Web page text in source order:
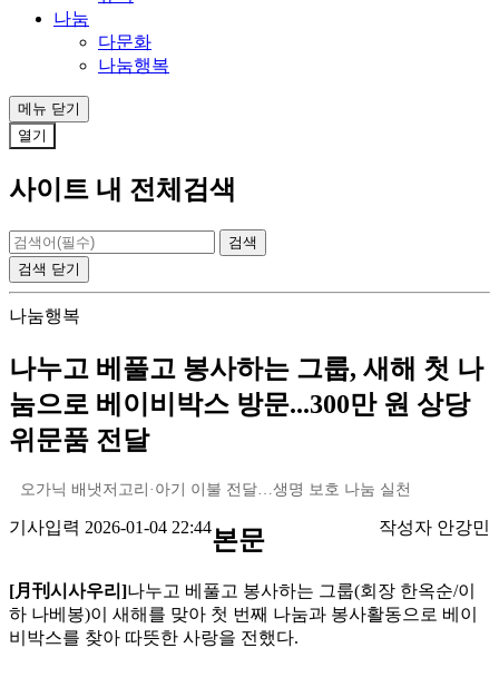
나눔
다문화
나눔행복
메뉴 닫기
열기
사이트 내 전체검색
검색 닫기
나눔행복
나누고 베풀고 봉사하는 그룹, 새해 첫 나
눔으로 베이비박스 방문...300만 원 상당
위문품 전달
오가닉 배냇저고리·아기 이불 전달…생명 보호 나눔 실천
기사입력 2026-01-04 22:44 작성자 안강민
본문
[月刊시사우리]나누고 베풀고 봉사하는 그룹(회장 한옥순/이
하 나베봉)이 새해를 맞아 첫 번째 나눔과 봉사활동으로 베이
비박스를 찾아 따뜻한 사랑을 전했다.